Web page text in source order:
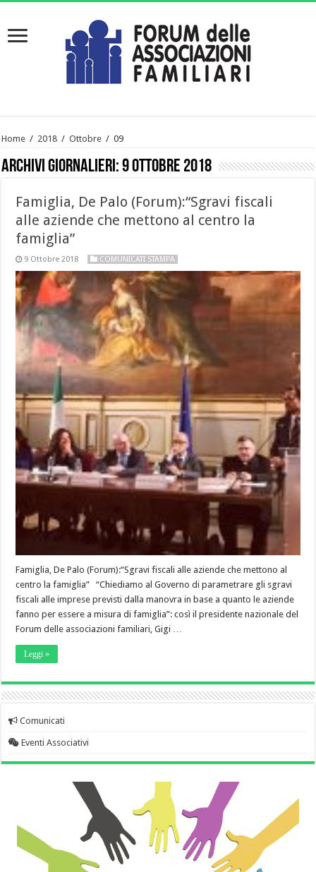
Home / 2018 / Ottobre / 09
Archivi giornalieri:9 Ottobre 2018
Famiglia, De Palo (Forum):“Sgravi fiscali
alle aziende che mettono al centro la
famiglia”
9 Ottobre 2018 COMUNICATI STAMPA
Famiglia, De Palo (Forum):“Sgravi fiscali alle aziende che mettono al
centro la famiglia” “Chiediamo al Governo di parametrare gli sgravi
fiscali alle imprese previsti dalla manovra in base a quanto le aziende
fanno per essere a misura di famiglia”: così il presidente nazionale del
Forum delle associazioni familiari, Gigi …
Leggi »
Comunicati
Eventi Associativi